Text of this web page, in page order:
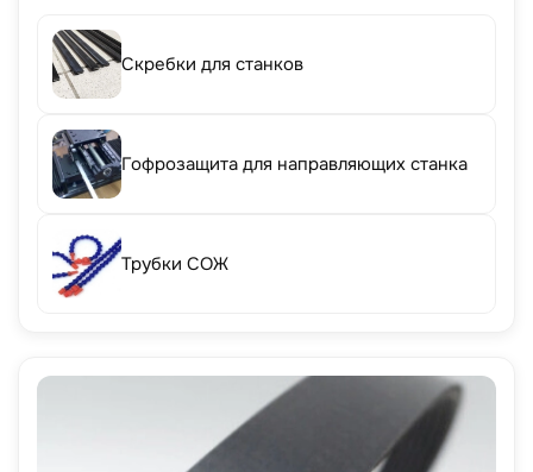
Скребки для станков
Гофрозащита для направляющих станка
Трубки СОЖ